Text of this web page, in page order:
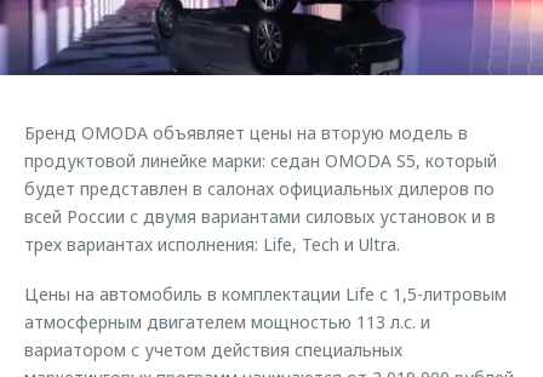
Страхование
Кредитный калькулятор
Одежда и сувениры
Оригинальные аксессуары
Запчасти
Калькулятор трейд-ин
Дополнительная техническая поддержка
Руководства по эксплуатации
O&J Автоклуб
Клуб владельцев OMODA
Приложение O&J
Одежда и сувениры
Оригинальные аксессуары
Обратная связь
Бренд OMODA объявляет цены на вторую модель в
продуктовой линейке марки: седан OMODA S5, который
будет представлен в салонах официальных дилеров по
всей России с двумя вариантами силовых установок и в
трех вариантах исполнения: Life, Tech и Ultra.
Цены на автомобиль в комплектации Life с 1,5-литровым
атмосферным двигателем мощностью 113 л.с. и
вариатором с учетом действия специальных